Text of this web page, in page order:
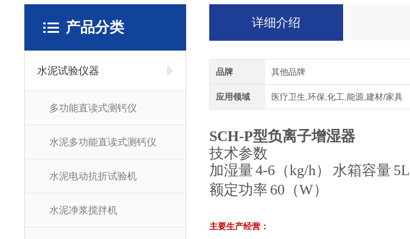
产品分类
水泥试验仪器
多功能直读式测钙仪
水泥多功能直读式测钙仪
水泥电动抗折试验机
水泥净浆搅拌机
详细介绍
品牌 其他品牌
应用领域 医疗卫生,环保,化工,能源,建材/家具
SCH-P型负离子增湿器
技术参数
加湿量4-6（kg/h） 水箱容量 5L
额定功率 60（W）
主要生产经营：